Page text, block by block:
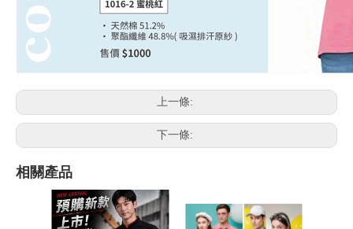
上一條:
下一條:
相關產品